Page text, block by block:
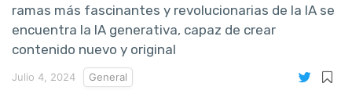
ramas más fascinantes y revolucionarias de la IA se
encuentra la IA generativa, capaz de crear
contenido nuevo y original
Julio 4, 2024 General